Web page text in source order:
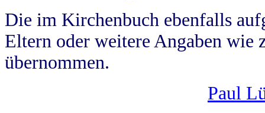
Die im Kirchenbuch ebenfalls
Eltern oder weitere Angaben wie
übernommen.
Paul